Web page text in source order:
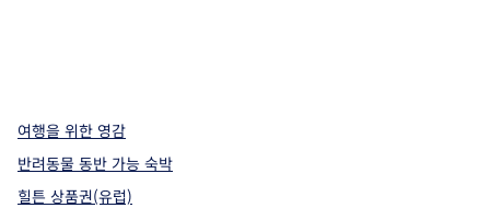
여행을 위한 영감
반려동물 동반 가능 숙박
힐튼 상품권(유럽)